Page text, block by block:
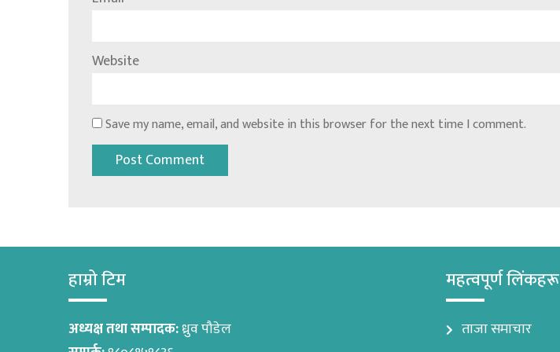
Website
Save my name, email, and website in this browser for the next time I comment.
हाम्रो टिम
अध्यक्ष तथा सम्पादक:ध्रुव पौडेल
महत्वपूर्ण लिंकहरू
ताजा समाचार